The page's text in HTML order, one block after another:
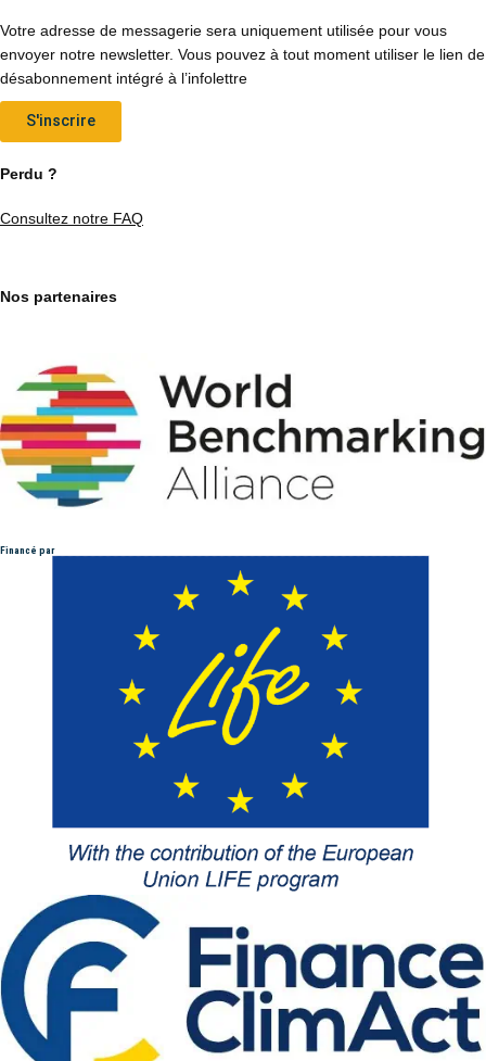
Votre adresse de messagerie sera uniquement utilisée pour vous
envoyer notre newsletter. Vous pouvez à tout moment utiliser le lien de
désabonnement intégré à l’infolettre
S'inscrire
Perdu ?
Consultez notre FAQ
Nos partenaires
Financé par